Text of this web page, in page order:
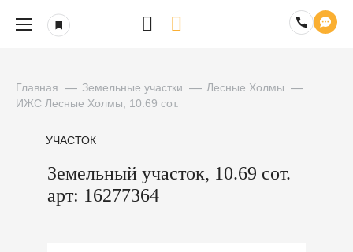
Главная Земельные участки
Лесные Холмы
ИЖС Лесные Холмы, 10.69 сот.
УЧАСТОК
Земельный участок, 10.69 сот.
арт: 16277364